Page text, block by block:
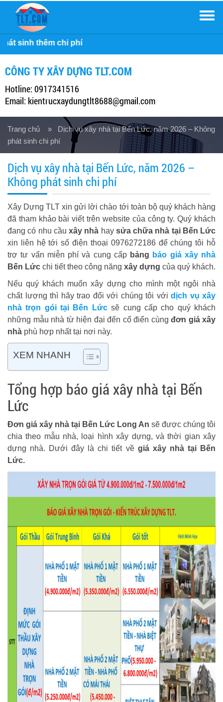
CÔNG TY XÂY DỰNG TLT.COM
Hotline: 0917341516
Email: kientrucxaydungtlt8688@gmail.com
Trang chủ » Dịch vụ xây nhà tại Bến Lức, năm 2026 – Không
phát sinh chi phí
Dịch vụ xây nhà tại Bến Lức, năm 2026 –
Không phát sinh chi phí
Xây Dựng TLT xin gửi lời chào tới toàn bộ quý khách hàng
đã tham khảo bài viết trên website của công ty. Quý khách
đang có nhu cầu xây nhà hay sửa chữa nhà tại Bến Lức
xin liên hệ tới số điện thoại 0976272186 để chúng tôi hỗ
trợ tư vấn miễn phí và cung cấp bảng báo giá xây nhà
Bến Lức chi tiết theo công năng xây dựng của quý khách.
Nếu quý khách muốn xây dựng cho mình một ngôi nhà
chất lượng thì hãy trao đổi với chúng tôi với dịch vụ xây
nhà trọn gói tại Bến Lứcsẽ cung cấp cho quý khách
những mẫu nhà từ hiện đại đến cổ điển cùng đơn giá xây
nhà phù hợp nhất tại nơi này.
XEM NHANH
Tổng hợp báo giá xây nhà tại Bến
Lức
Đơn giá xây nhà tại Bến Lức Long An sẽ được chúng tôi
chia theo mẫu nhà, loại hình xây dựng, và thời gian xây
dựng nhà. Dưới đây là chi tiết về giá xây nhà tại Bến
Lức.